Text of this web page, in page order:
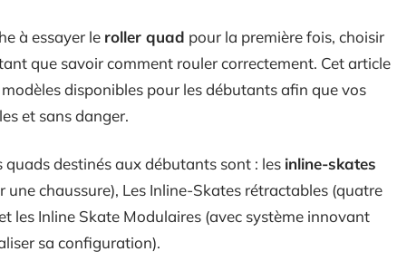
à essayer le roller quad pour la première fois, choisir
que savoir comment rouler correctement. Cet article
disponibles pour les débutants afin que vos
et sans danger.
destinés aux débutants sont : les inline-skates
une chaussure), Les Inline-Skates rétractables (quatre
les Inline Skate Modulaires (avec système innovant
sa configuration).